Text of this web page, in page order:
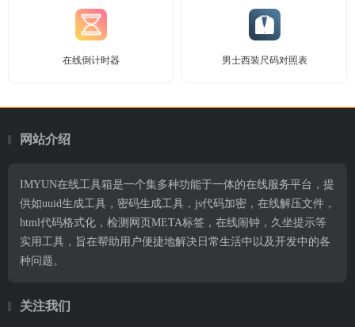
在线倒计时器 男士西装尺码对照表
网站介绍
IMYUN在线工具箱是一个集多种功能于一体的在线服务平台，提
供如uuid生成工具，密码生成工具，js代码加密，在线解压文件，
html代码格式化，检测网页META标签，在线闹钟，久坐提示等
实用工具，旨在帮助用户便捷地解决日常生活中以及开发中的各
种问题。
关注我们